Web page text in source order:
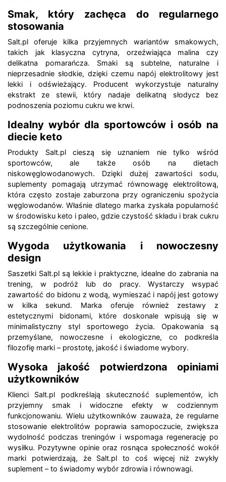
Smak, który zachęca do regularnego
stosowania
Salt.pl oferuje kilka przyjemnych wariantów smakowych,
takich jak klasyczna cytryna, orzeźwiająca malina czy
delikatna pomarańcza. Smaki są subtelne, naturalne i
nieprzesadnie słodkie, dzięki czemu napój elektrolitowy jest
lekki i odświeżający. Producent wykorzystuje naturalny
ekstrakt ze stewii, który nadaje delikatną słodycz bez
podnoszenia poziomu cukru we krwi.
Idealny wybór dla sportowców i osób na
diecie keto
Produkty Salt.pl cieszą się uznaniem nie tylko wśród
sportowców, ale także osób na dietach
niskowęglowodanowych. Dzięki dużej zawartości sodu,
suplementy pomagają utrzymać równowagę elektrolitową,
która często zostaje zaburzona przy ograniczeniu spożycia
węglowodanów. Właśnie dlatego marka zyskała popularność
w środowisku keto i paleo, gdzie czystość składu i brak cukru
są szczególnie cenione.
Wygoda użytkowania i nowoczesny
design
Saszetki Salt.pl są lekkie i praktyczne, idealne do zabrania na
trening, w podróż lub do pracy. Wystarczy wsypać
zawartość do bidonu z wodą, wymieszać i napój jest gotowy
w kilka sekund. Marka oferuje również zestawy z
estetycznymi bidonami, które doskonale wpisują się w
minimalistyczny styl sportowego życia. Opakowania są
przemyślane, nowoczesne i ekologiczne, co podkreśla
filozofię marki – prostotę, jakość i świadome wybory.
Wysoka jakość potwierdzona opiniami
użytkowników
Klienci Salt.pl podkreślają skuteczność suplementów, ich
przyjemny smak i widoczne efekty w codziennym
funkcjonowaniu. Wielu użytkowników zauważa, że regularne
stosowanie elektrolitów poprawia samopoczucie, zwiększa
wydolność podczas treningów i wspomaga regenerację po
wysiłku. Pozytywne opinie oraz rosnąca społeczność wokół
marki potwierdzają, że Salt.pl to coś więcej niż zwykły
suplement – to świadomy wybór zdrowia i równowagi.